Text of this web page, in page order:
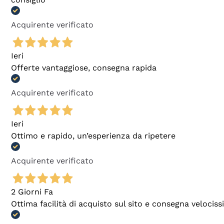
Acquirente verificato
Ieri
Offerte vantaggiose, consegna rapida
Acquirente verificato
Ieri
Ottimo e rapido, un’esperienza da ripetere
Acquirente verificato
2 Giorni Fa
Ottima facilità di acquisto sul sito e consegna